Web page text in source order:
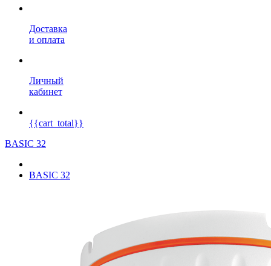
Доставка
и оплата
Личный
кабинет
{{cart_total}}
BASIC 32
BASIC 32